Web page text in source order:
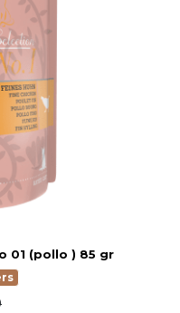
01 (pollo ) 85 gr